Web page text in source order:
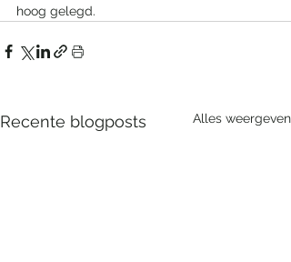
hoog gelegd.
Recente blogposts Alles weergeven